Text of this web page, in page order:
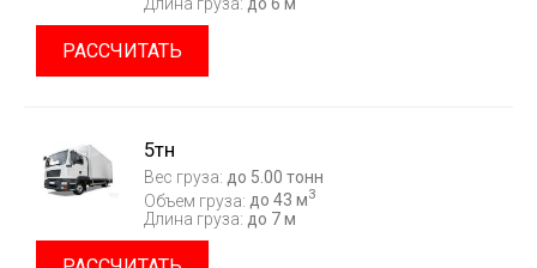
РАССЧИТАТЬ
5тн
Вес груза: до 5.00 тонн
Объем груза: до 43 м3
Длина груза: до 7 м